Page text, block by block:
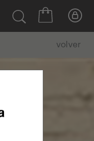
volver